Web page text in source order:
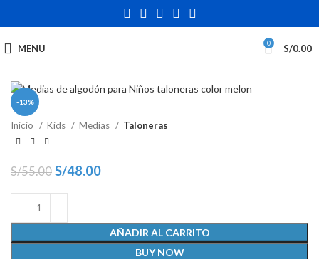
MENU 0 S/0.00
-13%
Inicio Kids Medias Taloneras
S/55.00 S/48.00
AÑADIR AL CARRITO
BUY NOW